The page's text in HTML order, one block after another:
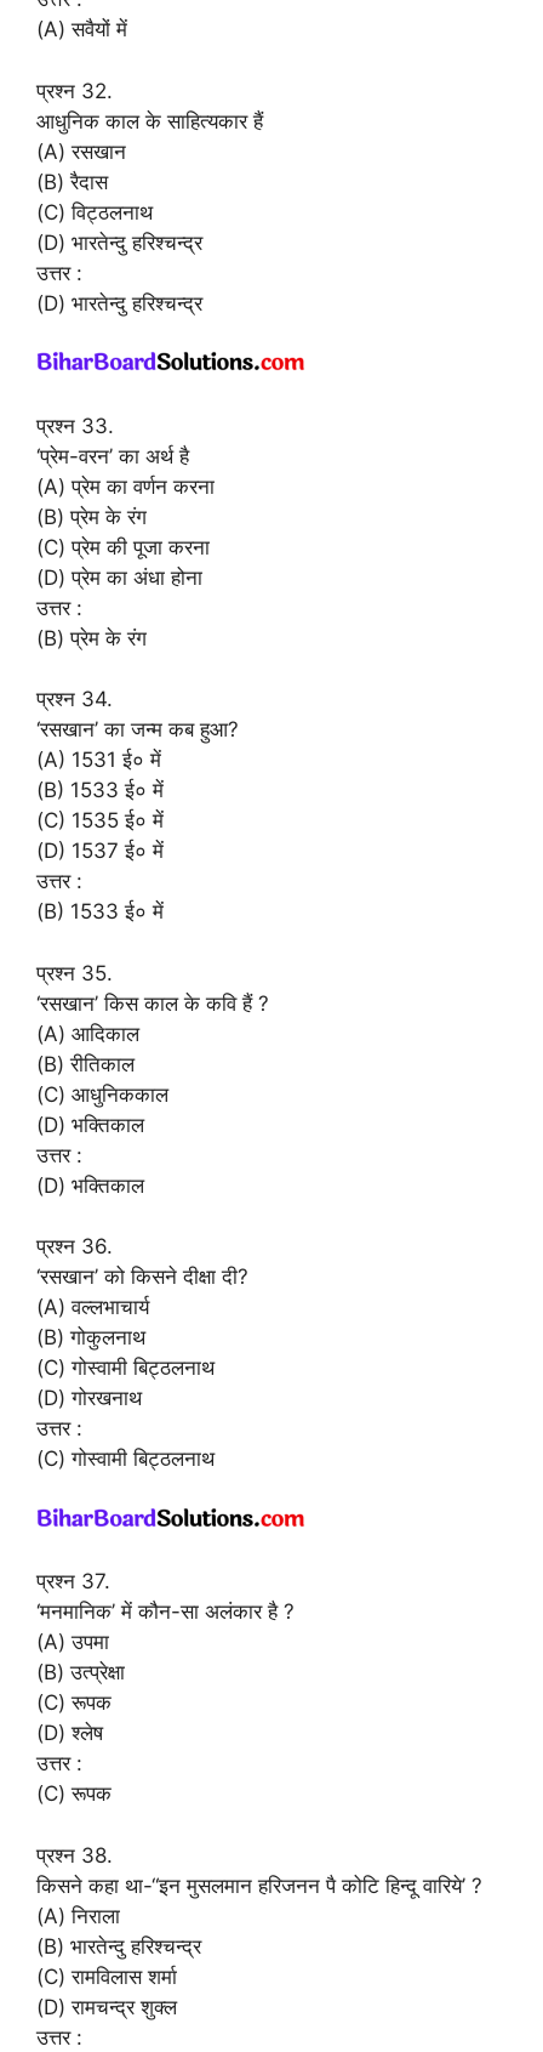
(A) सवैयों में
प्रश्न 32.
आधुनिक काल के साहित्यकार हैं
(A) रसखान
(B) रैदास
(C) विट्ठलनाथ
(D) भारतेन्दु हरिश्चन्द्र
उत्तर :
(D) भारतेन्दु हरिश्चन्द्र
प्रश्न 33.
‘प्रेम-वरन’ का अर्थ है
(A) प्रेम का वर्णन करना
(B) प्रेम के रंग
(C) प्रेम की पूजा करना
(D) प्रेम का अंधा होना
उत्तर :
(B) प्रेम के रंग
प्रश्न 34.
‘रसखान’ का जन्म कब हुआ?
(A) 1531 ई० में
(B) 1533 ई० में
(C) 1535 ई० में
(D) 1537 ई० में
उत्तर :
(B) 1533 ई० में
प्रश्न 35.
‘रसखान’ किस काल के कवि हैं ?
(A) आदिकाल
(B) रीतिकाल
(C) आधुनिककाल
(D) भक्तिकाल
उत्तर :
(D) भक्तिकाल
प्रश्न 36.
‘रसखान’ को किसने दीक्षा दी?
(A) वल्लभाचार्य
(B) गोकुलनाथ
(C) गोस्वामी बिट्ठलनाथ
(D) गोरखनाथ
उत्तर :
(C) गोस्वामी बिट्ठलनाथ
प्रश्न 37.
‘मनमानिक’ में कौन-सा अलंकार है ?
(A) उपमा
(B) उत्प्रेक्षा
(C) रूपक
(D) श्लेष
उत्तर :
(C) रूपक
प्रश्न 38.
किसने कहा था-“इन मुसलमान हरिजनन पै कोटि हिन्दू वारिये’ ?
(A) निराला
(B) भारतेन्दु हरिश्चन्द्र
(C) रामविलास शर्मा
(D) रामचन्द्र शुक्ल
उत्तर :